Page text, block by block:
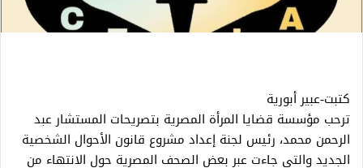
كتبت-عبير أبورية
ترحب مؤسسة قضايا المرأة المصرية بتصريحات المستشار عبد
الرحمن محمد، رئيس لجنة إعداد مشروع قانون الأحوال الشخصية
الجديد والتي جاءت عبر بعض الصحف المصرية حول الانتهاء من